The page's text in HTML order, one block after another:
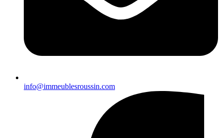
info@immeublesroussin.com